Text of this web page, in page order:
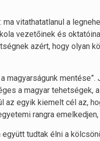
vitathatatlanul a
vezetőinek és
azért, hogy olyan
magyarságunk
a magyar
az egyik kiemelt cél az,
rangra
együtt tudtak élni a